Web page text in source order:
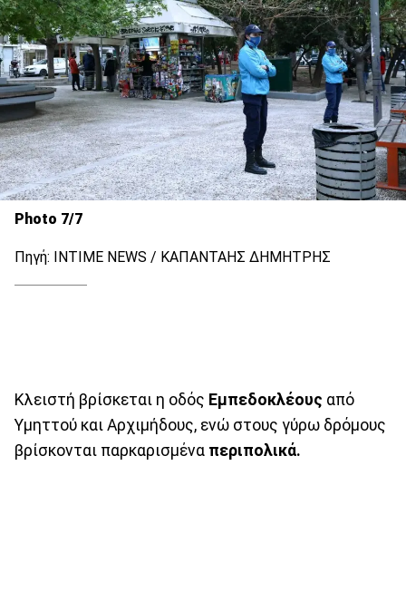
Photo 7/7
Πηγή: INTIME NEWS / ΚΑΠΑΝΤΑΗΣ ΔΗΜΗΤΡΗΣ
Κλειστή βρίσκεται η οδός Εμπεδοκλέους από
Υμηττού και Αρχιμήδους, ενώ στους γύρω δρόμους
βρίσκονται παρκαρισμένα περιπολικά.